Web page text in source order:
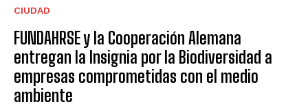
CIUDAD
FUNDAHRSE y la Cooperación Alemana
entregan la Insignia por la Biodiversidad a
empresas comprometidas con el medio
ambiente